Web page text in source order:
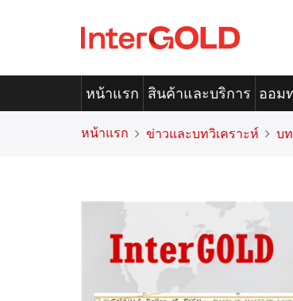
หน้าแรก สินค้าและบริการ ออม
หน้าแรก ข่าวและบทวิเคราะห์ บ